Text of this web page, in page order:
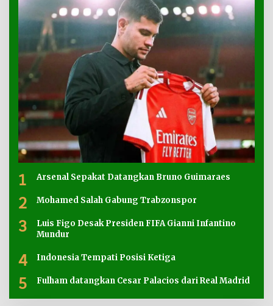
1 Arsenal Sepakat Datangkan Bruno Guimaraes
2 Mohamed Salah Gabung Trabzonspor
3
Luis Figo Desak Presiden FIFA Gianni Infantino
Mundur
4 Indonesia Tempati Posisi Ketiga
5 Fulham datangkan Cesar Palacios dari Real Madrid